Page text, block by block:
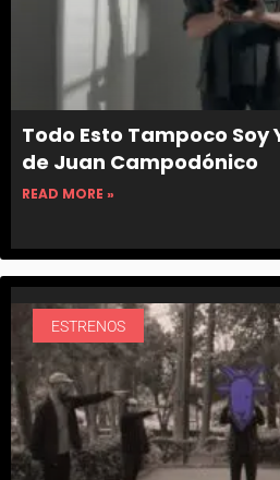
Todo Esto Tampoco Soy
de Juan Campodónico
READ MORE »
ESTRENOS